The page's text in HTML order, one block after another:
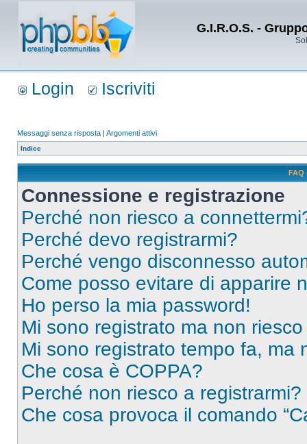
G.I.R.O.S. -
Login Iscriviti
Messaggi senza risposta | Argomenti attivi
Indice
FAQ
Connessione e registrazione
Perché non riesco a
Perché devo registrarmi?
Perché vengo disconnesso
Come posso evitare di apparire
Ho perso la mia password!
Mi sono registrato ma non
Mi sono registrato tempo fa, ma
Che cosa è COPPA?
Perché non riesco a registrarmi?
Che cosa provoca il comando